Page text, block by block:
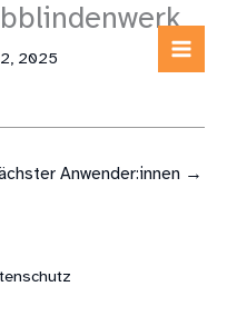
2025
Anwender:innen →